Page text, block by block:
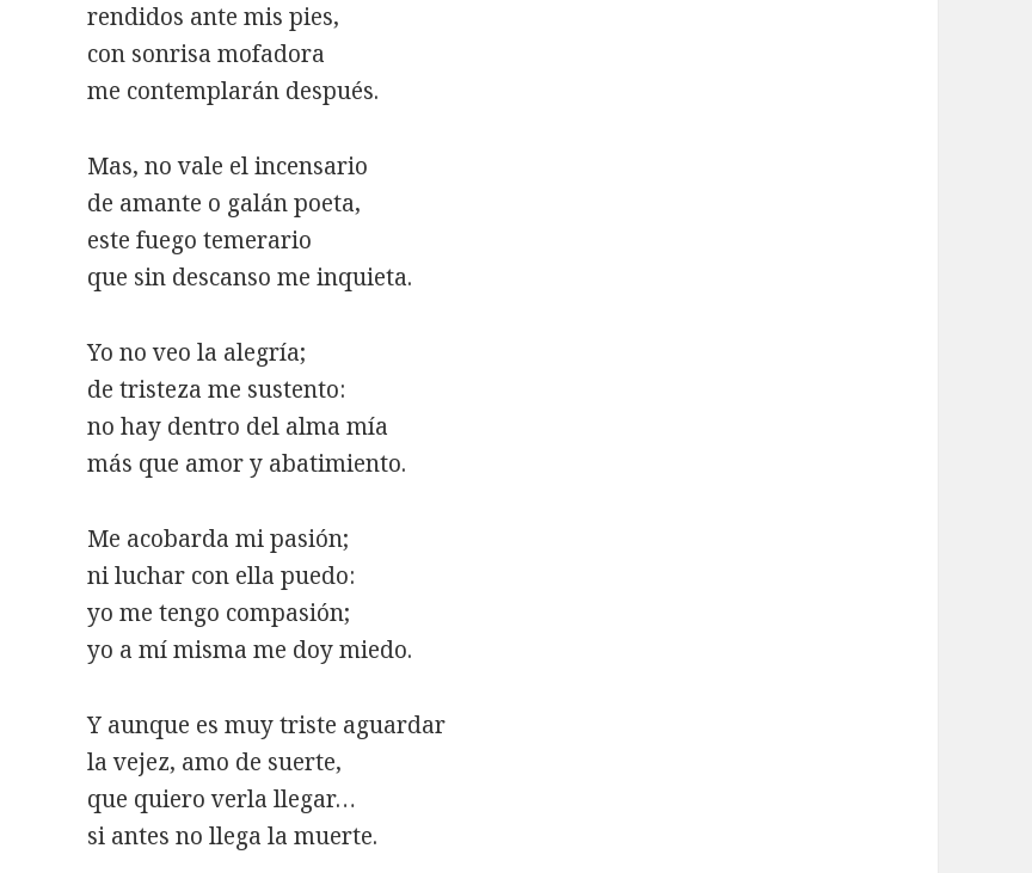
rendidos ante mis pies,
con sonrisa mofadora
me contemplarán después.
Mas, no vale el incensario
de amante o galán poeta,
este fuego temerario
que sin descanso me inquieta.
Yo no veo la alegría;
de tristeza me sustento:
no hay dentro del alma mía
más que amor y abatimiento.
Me acobarda mi pasión;
ni luchar con ella puedo:
yo me tengo compasión;
yo a mí misma me doy miedo.
Y aunque es muy triste aguardar
la vejez, amo de suerte,
que quiero verla llegar…
si antes no llega la muerte.